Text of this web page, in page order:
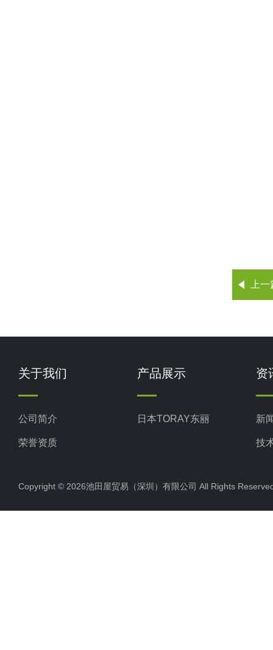
上
关于我们
公司简介
荣誉资质
产品展示
日本TORAY东丽
资
新
技
Copyright © 2026池田屋贸易（深圳）有限公司 All Rights